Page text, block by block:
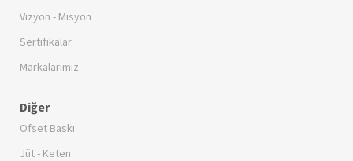
Vizyon - Misyon
Sertifikalar
Markalarımız
Diğer
Ofset Baskı
Jüt - Keten